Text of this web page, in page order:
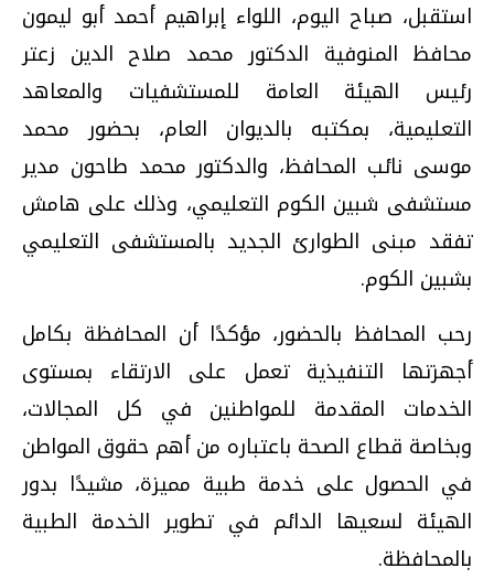
استقبل، صباح اليوم، اللواء إبراهيم أحمد أبو ليمون
محافظ المنوفية الدكتور محمد صلاح الدين زعتر
رئيس الهيئة العامة للمستشفيات والمعاهد
التعليمية، بمكتبه بالديوان العام، بحضور محمد
موسى نائب المحافظ، والدكتور محمد طاحون مدير
مستشفى شبين الكوم التعليمي، وذلك على هامش
تفقد مبنى الطوارئ الجديد بالمستشفى التعليمي
بشبين الكوم.
رحب المحافظ بالحضور، مؤكدًا أن المحافظة بكامل
أجهزتها التنفيذية تعمل على الارتقاء بمستوى
الخدمات المقدمة للمواطنين في كل المجالات،
وبخاصة قطاع الصحة باعتباره من أهم حقوق المواطن
في الحصول على خدمة طبية مميزة، مشيدًا بدور
الهيئة لسعيها الدائم في تطوير الخدمة الطبية
بالمحافظة.